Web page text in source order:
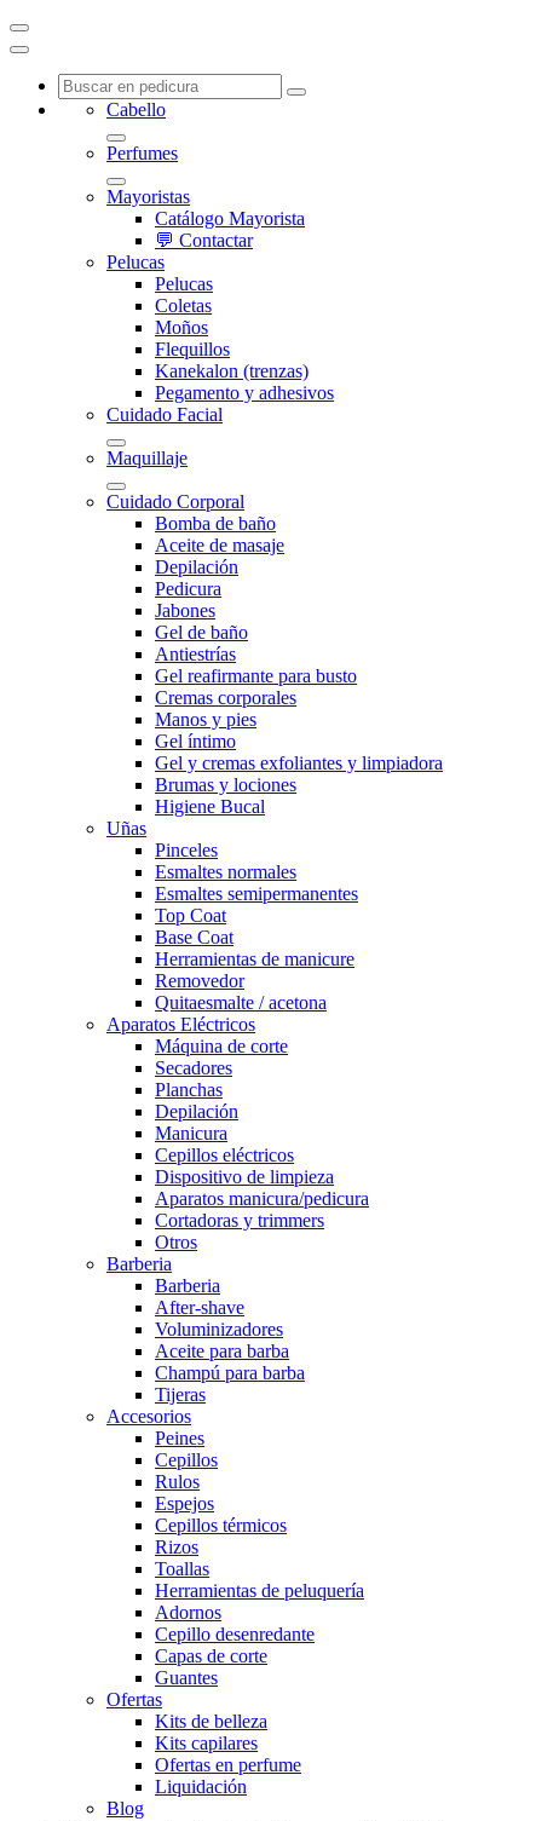
Cabello
Perfumes
Mayoristas
Catálogo Mayorista
💬 Contactar
Pelucas
Pelucas
Coletas
Moños
Flequillos
Kanekalon (trenzas)
Pegamento y adhesivos
Cuidado Facial
Maquillaje
Cuidado Corporal
Bomba de baño
Aceite de masaje
Depilación
Pedicura
Jabones
Gel de baño
Antiestrías
Gel reafirmante para busto
Cremas corporales
Manos y pies
Gel íntimo
Gel y cremas exfoliantes y limpiadora
Brumas y lociones
Higiene Bucal
Uñas
Pinceles
Esmaltes normales
Esmaltes semipermanentes
Top Coat
Base Coat
Herramientas de manicure
Removedor
Quitaesmalte / acetona
Aparatos Eléctricos
Máquina de corte
Secadores
Planchas
Depilación
Manicura
Cepillos eléctricos
Dispositivo de limpieza
Aparatos manicura/pedicura
Cortadoras y trimmers
Otros
Barberia
Barberia
After-shave
Voluminizadores
Aceite para barba
Champú para barba
Tijeras
Accesorios
Peines
Cepillos
Rulos
Espejos
Cepillos térmicos
Rizos
Toallas
Herramientas de peluquería
Adornos
Cepillo desenredante
Capas de corte
Guantes
Ofertas
Kits de belleza
Kits capilares
Ofertas en perfume
Liquidación
Blog